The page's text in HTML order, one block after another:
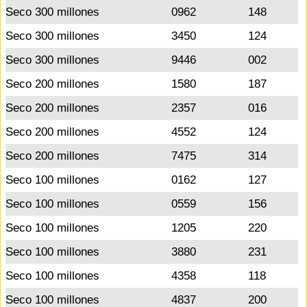
Seco 300 millones
0962
148
Seco 300 millones
3450
124
Seco 300 millones
9446
002
Seco 200 millones
1580
187
Seco 200 millones
2357
016
Seco 200 millones
4552
124
Seco 200 millones
7475
314
Seco 100 millones
0162
127
Seco 100 millones
0559
156
Seco 100 millones
1205
220
Seco 100 millones
3880
231
Seco 100 millones
4358
118
Seco 100 millones
4837
200